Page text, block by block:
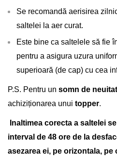
Se recomandă aerisirea
saltelei la aer curat.
Este bine ca saltelele să fie
pentru a asigura uzura
superioară (de cap) cu cea
P.S. Pentru un somn de neuitat
achiziționarea unui topper.
Inaltimea corecta a saltelei
interval de 48 ore de la
asezarea ei, pe orizontala, pe